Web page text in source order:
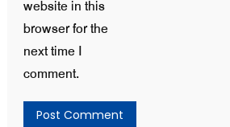
website in this
browser for the
next time I
comment.